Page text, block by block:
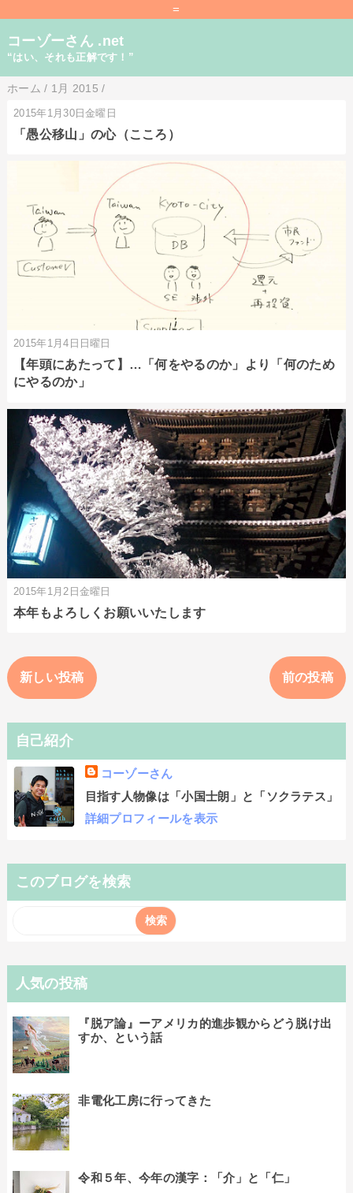
=
コーゾーさん .net
“はい、それも正解です！”
ホーム / 1月 2015 /
2015年1月30日金曜日
「愚公移山」の心（こころ）
2015年1月4日日曜日
【年頭にあたって】…「何をやるのか」より「何のため
にやるのか」
2015年1月2日金曜日
本年もよろしくお願いいたします
新しい投稿 前の投稿
自己紹介
コーゾーさん
目指す人物像は「小国士朗」と「ソクラテス」
詳細プロフィールを表示
このブログを検索
人気の投稿
『脱ア論』ーアメリカ的進歩観からどう脱け出
すか、という話
非電化工房に行ってきた
令和５年、今年の漢字：「介」と「仁」